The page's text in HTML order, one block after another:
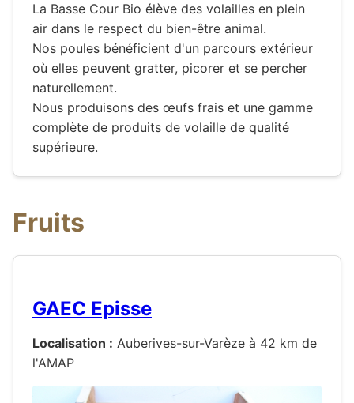
La Basse Cour Bio élève des volailles en plein
air dans le respect du bien-être animal.
Nos poules bénéficient d'un parcours extérieur
où elles peuvent gratter, picorer et se percher
naturellement.
Nous produisons des œufs frais et une gamme
complète de produits de volaille de qualité
supérieure.
Fruits
GAEC Episse
Localisation : Auberives-sur-Varèze à 42 km de
l'AMAP